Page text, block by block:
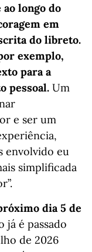
ao longo do
em
do libreto.
exemplo,
para a
pessoal. Um
e ser um
envolvido eu
simplificada
dia 5 de
já é passado
de 2026